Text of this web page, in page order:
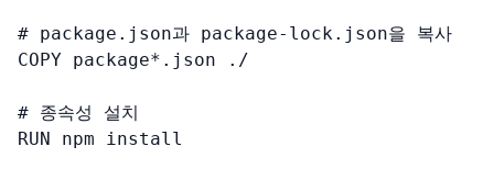
# package.json과 package-lock.json을 복사
COPY package*.json ./
# 종속성 설치
RUN npm install